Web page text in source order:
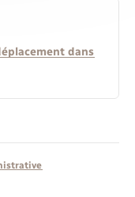
dans